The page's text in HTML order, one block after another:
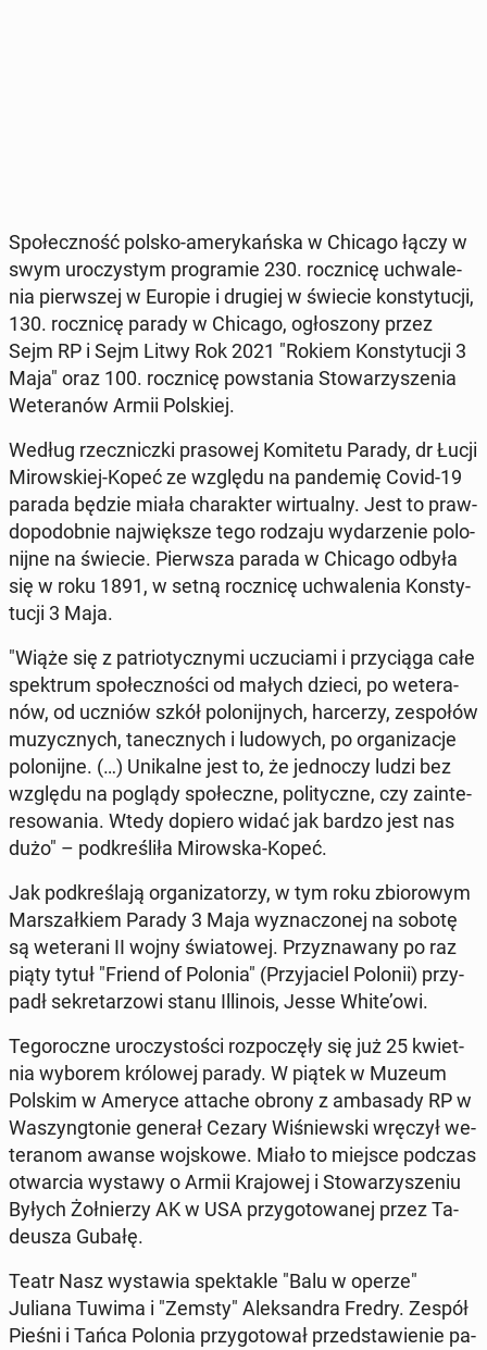
Spo­łecz­ność polsko-ame­ry­kań­ska w Chicago łączy w
swym uro­czy­stym pro­gra­mie 230. rocz­ni­cę uchwa­le­
nia pierw­szej w Europie i drugiej w świecie kon­sty­tu­cji,
130. rocz­ni­cę parady w Chicago, ogło­szo­ny przez
Sejm RP i Sejm Litwy Rok 2021 "Rokiem Kon­sty­tu­cji 3
Maja" oraz 100. rocz­ni­cę po­wsta­nia Sto­wa­rzy­sze­nia
We­te­ra­nów Armii Pol­skiej.
Według rzecz­nicz­ki pra­so­wej Ko­mi­te­tu Parady, dr Łucji
Mi­row­skiej-Kopeć ze względu na pan­de­mię Covid-19
parada będzie miała cha­rak­ter wir­tu­al­ny. Jest to praw­
do­po­dob­nie naj­więk­sze tego rodzaju wy­da­rze­nie po­lo­
nij­ne na świecie. Pierw­sza parada w Chicago odbyła
się w roku 1891, w setną rocz­ni­cę uchwa­le­nia Kon­sty­
tu­cji 3 Maja.
"Wiąże się z pa­trio­tycz­ny­mi uczu­cia­mi i przy­cią­ga całe
spek­trum spo­łecz­no­ści od małych dzieci, po we­te­ra­
nów, od uczniów szkół po­lo­nij­nych, har­ce­rzy, ze­spo­łów
mu­zycz­nych, ta­necz­nych i lu­do­wych, po or­ga­ni­za­cje
po­lo­nij­ne. (…) Uni­kal­ne jest to, że jed­no­czy ludzi bez
względu na poglądy spo­łecz­ne, po­li­tycz­ne, czy za­in­te­
re­so­wa­nia. Wtedy dopiero widać jak bardzo jest nas
dużo" – pod­kre­śli­ła Mi­row­ska-Kopeć.
Jak pod­kre­śla­ją or­ga­ni­za­to­rzy, w tym roku zbio­ro­wym
Mar­szał­kiem Parady 3 Maja wy­zna­czo­nej na sobotę
są we­te­ra­ni II wojny świa­to­wej. Przy­zna­wa­ny po raz
piąty tytuł "Friend of Polonia" (Przy­ja­ciel Polonii) przy­
padł se­kre­ta­rzo­wi stanu Il­li­no­is, Jesse White’owi.
Te­go­rocz­ne uro­czy­sto­ści roz­po­czę­ły się już 25 kwiet­
nia wyborem kró­lo­wej parady. W piątek w Muzeum
Polskim w Ameryce attache obrony z am­ba­sa­dy RP w
Wa­szyng­to­nie generał Cezary Wi­śniew­ski wręczył we­
te­ra­nom awanse woj­sko­we. Miało to miejsce podczas
otwar­cia wystawy o Armii Kra­jo­wej i Sto­wa­rzy­sze­niu
Byłych Żoł­nie­rzy AK w USA przy­go­to­wa­nej przez Ta­
de­usza Gubałę.
Teatr Nasz wy­sta­wia spek­ta­kle "Balu w operze"
Juliana Tuwima i "Zemsty" Alek­san­dra Fredry. Zespół
Pieśni i Tańca Polonia przy­go­to­wał przed­sta­wie­nie pa­